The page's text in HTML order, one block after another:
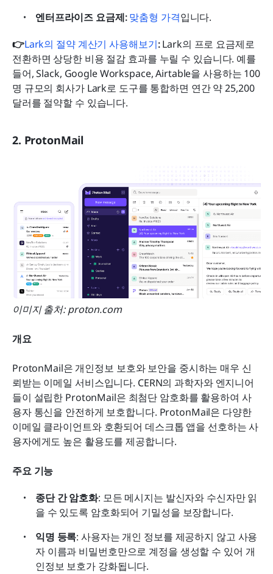
엔터프라이즈 요금제: 맞춤형 가격입니다.
👉Lark의 절약 계산기 사용해보기: Lark의 프로 요금제로
전환하면 상당한 비용 절감 효과를 누릴 수 있습니다. 예를
들어, Slack, Google Workspace, Airtable을 사용하는 100
명 규모의 회사가 Lark로 도구를 통합하면 연간 약 25,200
달러를 절약할 수 있습니다.
2. ProtonMail
이미지 출처: proton.com
개요
ProtonMail은 개인정보 보호와 보안을 중시하는 매우 신
뢰받는 이메일 서비스입니다. CERN의 과학자와 엔지니어
들이 설립한 ProtonMail은 최첨단 암호화를 활용하여 사
용자 통신을 안전하게 보호합니다. ProtonMail은 다양한
이메일 클라이언트와 호환되어 데스크톱 앱을 선호하는 사
용자에게도 높은 활용도를 제공합니다.
주요 기능
종단 간 암호화: 모든 메시지는 발신자와 수신자만 읽
을 수 있도록 암호화되어 기밀성을 보장합니다.
익명 등록: 사용자는 개인 정보를 제공하지 않고 사용
자 이름과 비밀번호만으로 계정을 생성할 수 있어 개
인정보 보호가 강화됩니다.